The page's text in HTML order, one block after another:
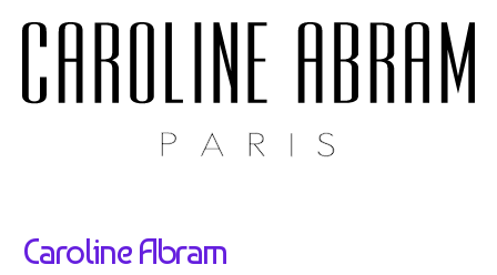
Caroline Abram